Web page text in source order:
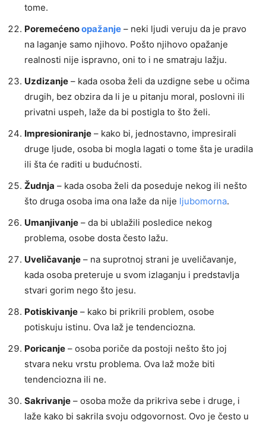
tome.
Poremećenoopažanje – neki ljudi veruju da je pravo
na laganje samo njihovo. Pošto njihovo opažanje
realnosti nije ispravno, oni to i ne smatraju lažju.
Uzdizanje – kada osoba želi da uzdigne sebe u očima
drugih, bez obzira da li je u pitanju moral, poslovni ili
privatni uspeh, laže da bi postigla to što želi.
Impresioniranje – kako bi, jednostavno, impresirali
druge ljude, osoba bi mogla lagati o tome šta je uradila
ili šta će raditi u budućnosti.
Žudnja – kada osoba želi da poseduje nekog ili nešto
što druga osoba ima ona laže da nije ljubomorna.
Umanjivanje – da bi ublažili posledice nekog
problema, osobe dosta često lažu.
Uveličavanje – na suprotnoj strani je uveličavanje,
kada osoba preteruje u svom izlaganju i predstavlja
stvari gorim nego što jesu.
Potiskivanje – kako bi prikrili problem, osobe
potiskuju istinu. Ova laž je tendenciozna.
Poricanje – osoba poriče da postoji nešto što joj
stvara neku vrstu problema. Ova laž može biti
tendenciozna ili ne.
Sakrivanje – osoba može da prikriva sebe i druge, i
laže kako bi sakrila svoju odgovornost. Ovo je često u